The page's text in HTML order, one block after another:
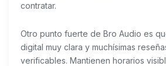
contratar.
Otro punto fuerte de Bro Audio es
digital muy clara y muchísimas
verificables. Mantienen horarios